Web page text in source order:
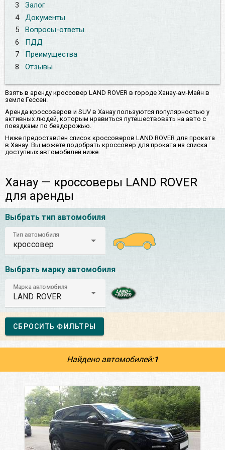
3
Залог
4
Документы
5
Вопросы-ответы
6
ПДД
7
Преимущества
8
Отзывы
Взять в аренду кроссовер LAND ROVER в городе Ханау-ам-Майн в
земле Гессен.
Аренда кроссоверов и SUV в Ханау пользуются популярностью у
активных людей, которым нравиться путешествовать на авто с
поездками по бездорожью.
Ниже предоставлен список кроссоверов LAND ROVER для проката
в Ханау. Вы можете подобрать кроссовер для проката из списка
доступных автомобилей ниже.
Ханау — кроссоверы LAND ROVER
для аренды
Выбрать тип автомобиля
Тип автомобиля
кроссовер
Выбрать марку автомобиля
Марка автомобиля
LAND ROVER
СБРОСИТЬ ФИЛЬТРЫ
Найдено автомобилей:1